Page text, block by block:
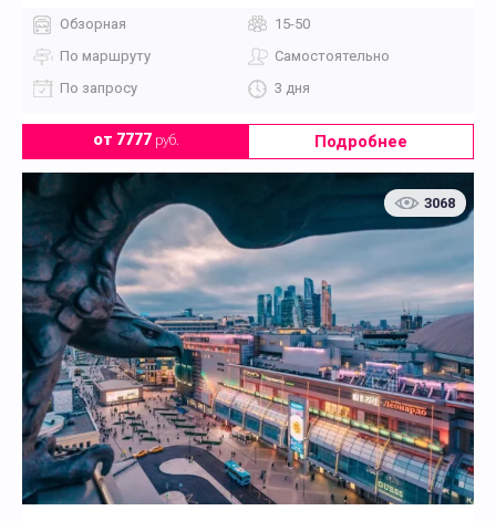
Обзорная
15-50
По маршруту
Самостоятельно
По запросу
3 дня
от 7777руб. Подробнее
3068